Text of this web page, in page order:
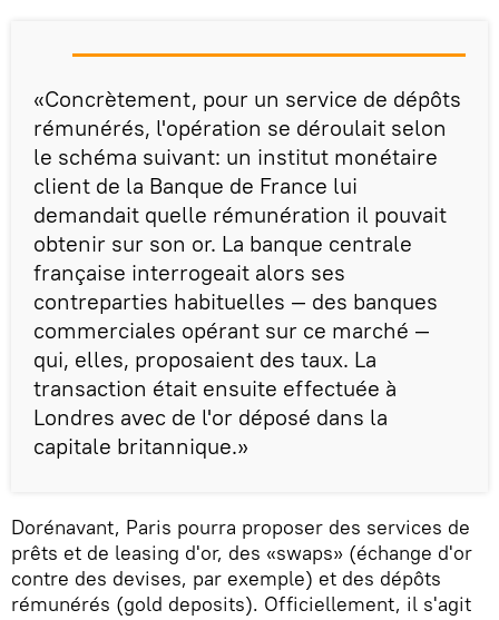
«Concrètement, pour un service de dépôts
rémunérés, l'opération se déroulait selon
le schéma suivant: un institut monétaire
client de la Banque de France lui
demandait quelle rémunération il pouvait
obtenir sur son or. La banque centrale
française interrogeait alors ses
contreparties habituelles — des banques
commerciales opérant sur ce marché —
qui, elles, proposaient des taux. La
transaction était ensuite effectuée à
Londres avec de l'or déposé dans la
capitale britannique.»
Dorénavant, Paris pourra proposer des services de
prêts et de leasing d'or, des «swaps» (échange d'or
contre des devises, par exemple) et des dépôts
rémunérés (gold deposits). Officiellement, il s'agit